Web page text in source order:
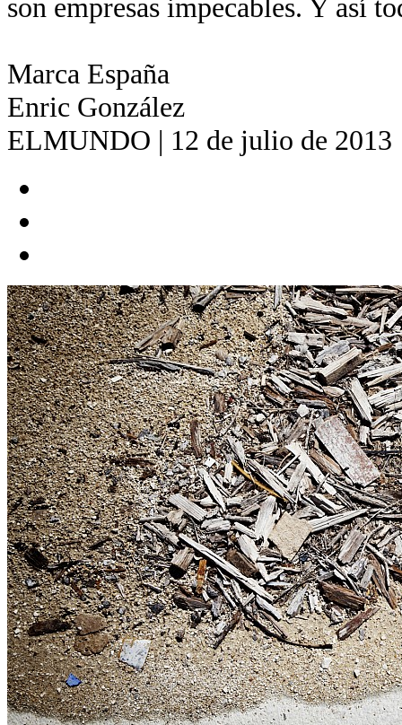
son empresas impecables. Y así
Marca España
Enric González
ELMUNDO | 12 de julio de 2013